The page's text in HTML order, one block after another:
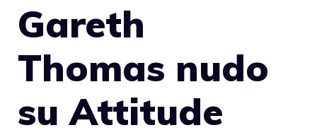
Gareth
Thomas nudo
su Attitude